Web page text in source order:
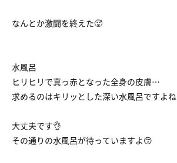
なんとか激闘を終えた🥵
水風呂
ヒリヒリで真っ赤となった全身の皮膚…
求めるのはキリッとした深い水風呂ですよね
大丈夫です👌
その通りの水風呂が待っていますよ😙